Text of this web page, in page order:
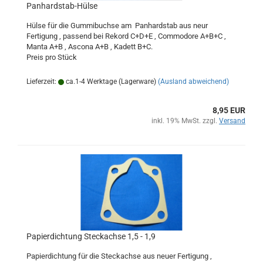
Panhardstab-Hülse
Hülse für die Gummibuchse am Panhardstab aus neur
Fertigung , passend bei Rekord C+D+E , Commodore A+B+C ,
Manta A+B , Ascona A+B , Kadett B+C.
Preis pro Stück
Lieferzeit: ca.1-4 Werktage (Lagerware) (Ausland abweichend)
8,95 EUR
inkl. 19% MwSt. zzgl. Versand
Papierdichtung Steckachse 1,5 - 1,9
Papierdichtung für die Steckachse aus neuer Fertigung ,